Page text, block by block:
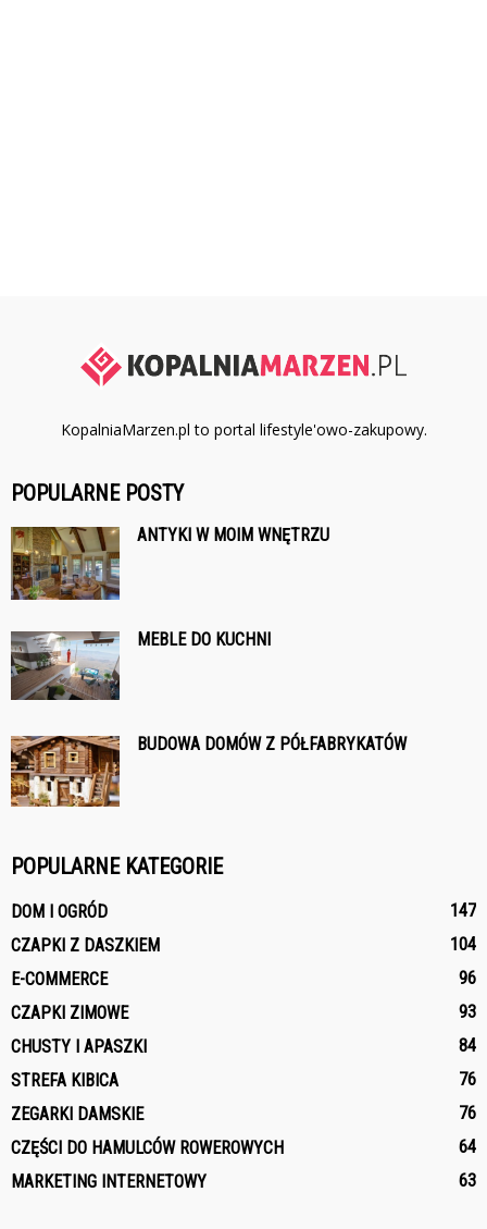
KopalniaMarzen.pl to portal lifestyle'owo-zakupowy.
POPULARNE POSTY
ANTYKI W MOIM WNĘTRZU
MEBLE DO KUCHNI
BUDOWA DOMÓW Z PÓŁFABRYKATÓW
POPULARNE KATEGORIE
DOM I OGRÓD
147
CZAPKI Z DASZKIEM
104
E-COMMERCE
96
CZAPKI ZIMOWE
93
CHUSTY I APASZKI
84
STREFA KIBICA
76
ZEGARKI DAMSKIE
76
CZĘŚCI DO HAMULCÓW ROWEROWYCH
64
MARKETING INTERNETOWY
63